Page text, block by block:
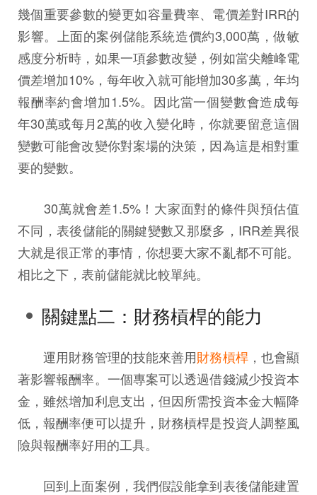
幾個重要參數的變更如容量費率、電價差對IRR的
影響。上面的案例儲能系統造價約3,000萬，做敏
感度分析時，如果一項參數改變，例如當尖離峰電
價差增加10%，每年收入就可能增加30多萬，年均
報酬率約會增加1.5%。因此當一個變數會造成每
年30萬或每月2萬的收入變化時，你就要留意這個
變數可能會改變你對案場的決策，因為這是相對重
要的變數。
30萬就會差1.5%！大家面對的條件與預估值
不同，表後儲能的關鍵變數又那麼多，IRR差異很
大就是很正常的事情，你想要大家不亂都不可能。
相比之下，表前儲能就比較單純。
關鍵點二：財務槓桿的能力
運用財務管理的技能來善用財務槓桿，也會顯
著影響報酬率。一個專案可以透過借錢減少投資本
金，雖然增加利息支出，但因所需投資本金大幅降
低，報酬率便可以提升，財務槓桿是投資人調整風
險與報酬率好用的工具。
回到上面案例，我們假設能拿到表後儲能建置